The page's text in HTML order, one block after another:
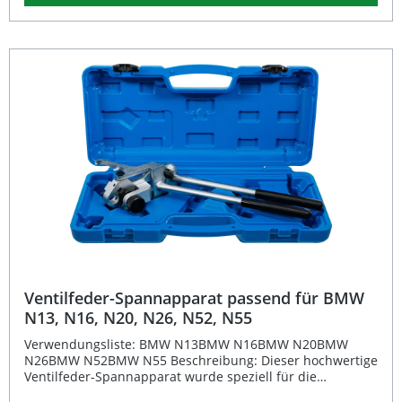
Instandsetzung und Wartung von Zylinderköpfen 6
doppelseitige Fräser mit unterschiedlichen Durchmessern
präzise Anpassung an Ventilschäfte Hohe Materialqualität
für lange Standzeiten Inklusive T-Griff mit
Fräseraufnahme für komfortable Handhabung
Lieferumfang: 6 doppelseitige Fräser: Ø 28–35 mm, 45°
52–65 mm, 60° und 75° 4 stufenlos verstellbare
Führungen für Ø 6,5–12,5 mm T-Griff mit Fräseraufnahme
Ventilfeder-Spannapparat passend für BMW
N13, N16, N20, N26, N52, N55
Verwendungsliste: BMW N13BMW N16BMW N20BMW
N26BMW N52BMW N55 Beschreibung: Dieser hochwertige
Ventilfeder-Spannapparat wurde speziell für die